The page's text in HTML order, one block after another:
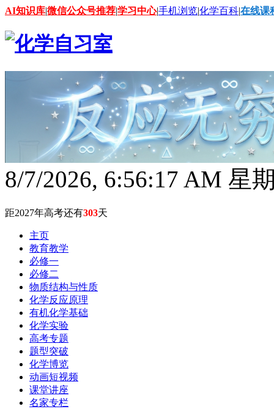
AI知识库|微信公众号推荐|学习中心|手机浏览|化学百科|在线课
8/7/2026, 6:56:19 AM 星
距2027年高考还有303天
主页
教育教学
必修一
必修二
物质结构与性质
化学反应原理
有机化学基础
化学实验
高考专题
题型突破
化学博览
动画短视频
课堂讲座
名家专栏